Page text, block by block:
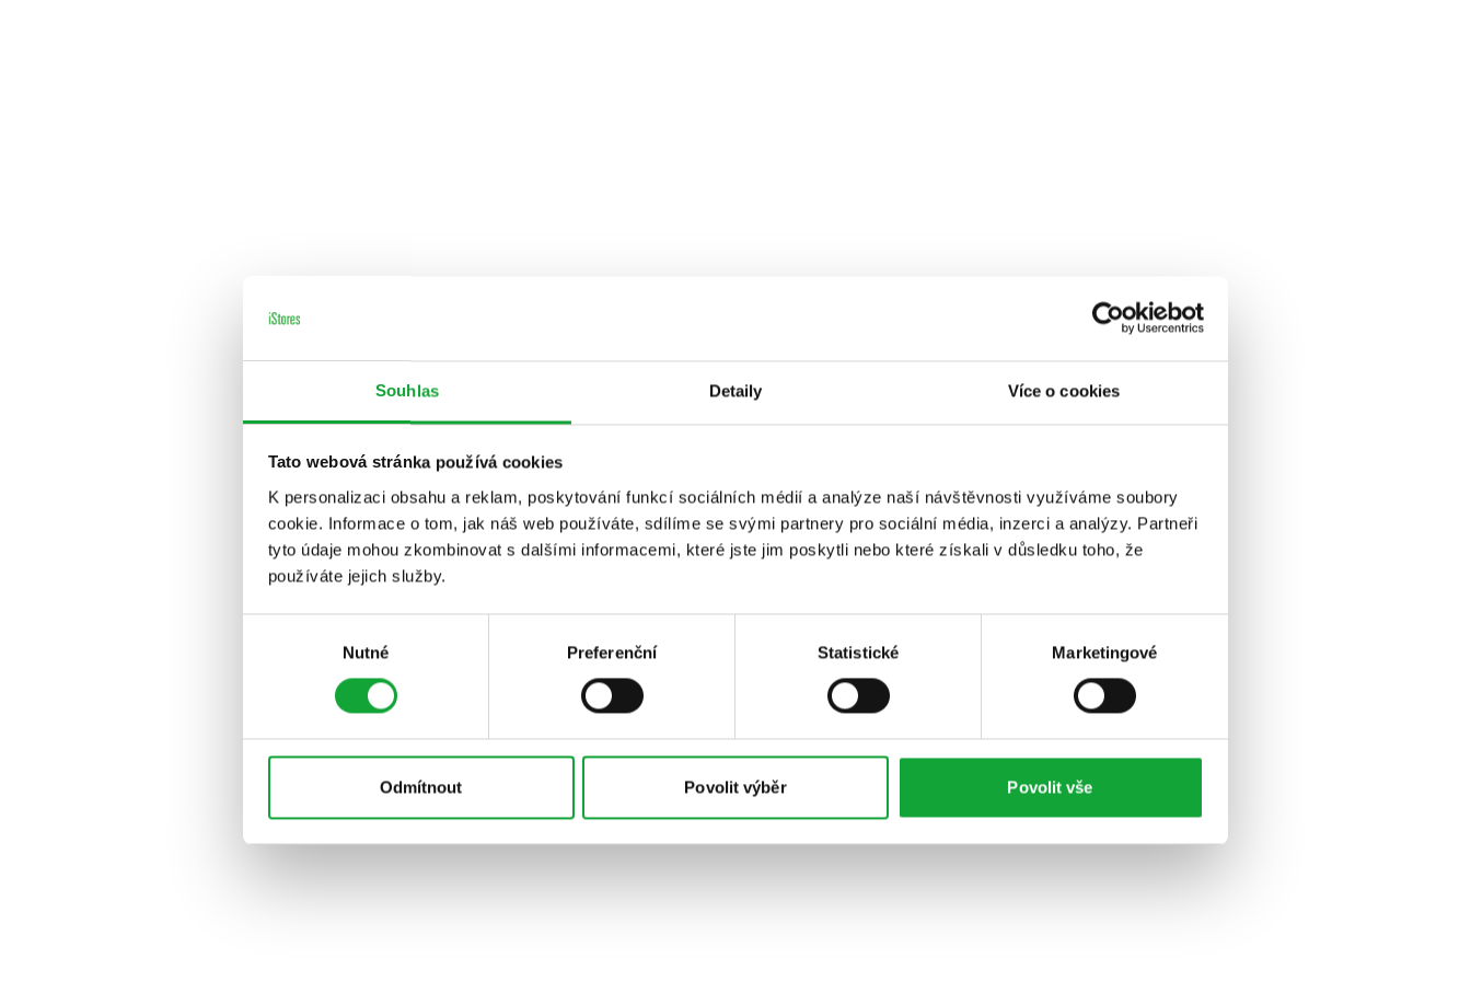
Souhlas Detaily Více o cookies
Tato webová stránka používá cookies
K personalizaci obsahu a reklam, poskytování funkcí sociálních médií a analýze naší návštěvnosti využíváme soubory
cookie. Informace o tom, jak náš web používáte, sdílíme se svými partnery pro sociální média, inzerci a analýzy. Partneři
tyto údaje mohou zkombinovat s dalšími informacemi, které jste jim poskytli nebo které získali v důsledku toho, že
používáte jejich služby.
Nutné Preferenční Statistické Marketingové
Odmítnout Povolit výběr Povolit vše